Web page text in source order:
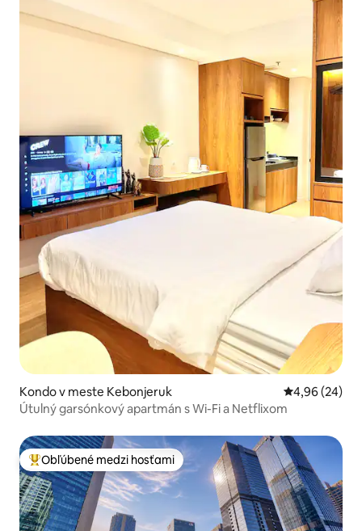
Kondo v meste Kebonjeruk Priemerné
4,96 (24)
Útulný garsónkový apartmán s Wi-Fi a Netflixom
Najobľúbenejšie medzi hosťami
Obľúbené medzi hosťami